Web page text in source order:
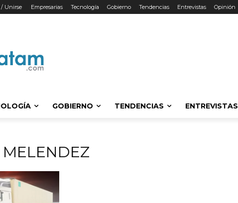
/ Unirse Empresarias Tecnología Gobierno Tendencias Entrevistas Opinión
GOBIERNO TENDENCIAS ENTREVISTAS